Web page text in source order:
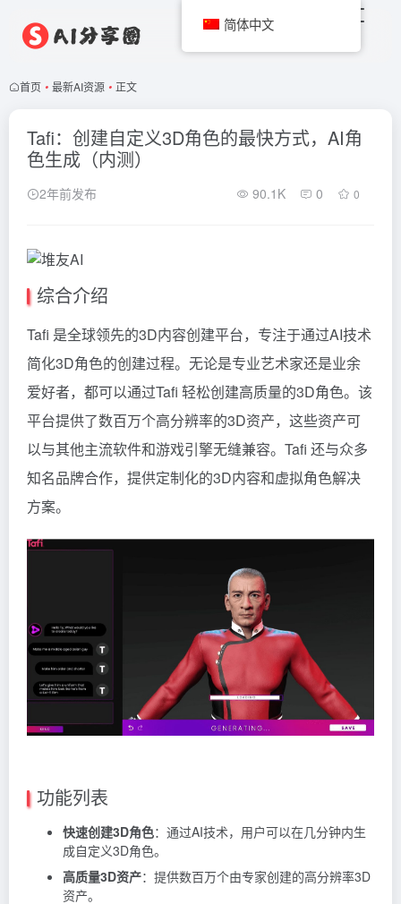
首页 • 最新AI资源 • 正文
Tafi：创建自定义3D角色的最快方式，AI角
色生成（内测）
2年前发布 90.1K 0 0
综合介绍
Tafi 是全球领先的3D内容创建平台，专注于通过AI技术
简化3D角色的创建过程。无论是专业艺术家还是业余
爱好者，都可以通过Tafi 轻松创建高质量的3D角色。该
平台提供了数百万个高分辨率的3D资产，这些资产可
以与其他主流软件和游戏引擎无缝兼容。Tafi 还与众多
知名品牌合作，提供定制化的3D内容和虚拟角色解决
方案。
功能列表
快速创建3D角色：通过AI技术，用户可以在几分钟内生
成自定义3D角色。
高质量3D资产：提供数百万个由专家创建的高分辨率3D
资产。
简体中文